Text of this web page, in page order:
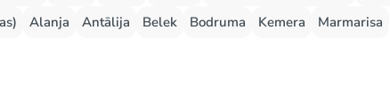
Alanja Antālija Belek Bodruma Kemera Marmarisa